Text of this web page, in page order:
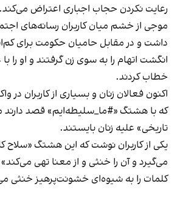
رعایت نکردن حجاب اجباری اعتراض می‌کند.
موجی از خشم میان کاربران رسانه‌های
داشت و در مقابل حامیان حکومت برای
انگشت اتهام را به سوی زن گرفتند و او را
خطاب کردند.
اکنون فعالان زنان و بسیاری از کاربران در
که با هشتگ «#ما_سلیطه‌ایم» قصد
تاریخی» علیه زنان بایستند.
یکی از کاربران نوشت که این هشتگ «سلاح
می‌گیرد و آن را خنثی و از معنا تهی
کلمات را به شیوه‌ای خشونت‌پرهیز خنثی